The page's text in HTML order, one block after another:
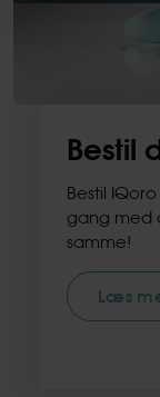
Bestil
Bestil
gang med
samme!
Læs